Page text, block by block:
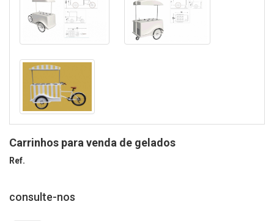
Carrinhos para venda de gelados
Ref.
consulte-nos